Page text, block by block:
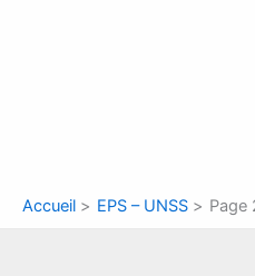
Accueil EPS – UNSS Page